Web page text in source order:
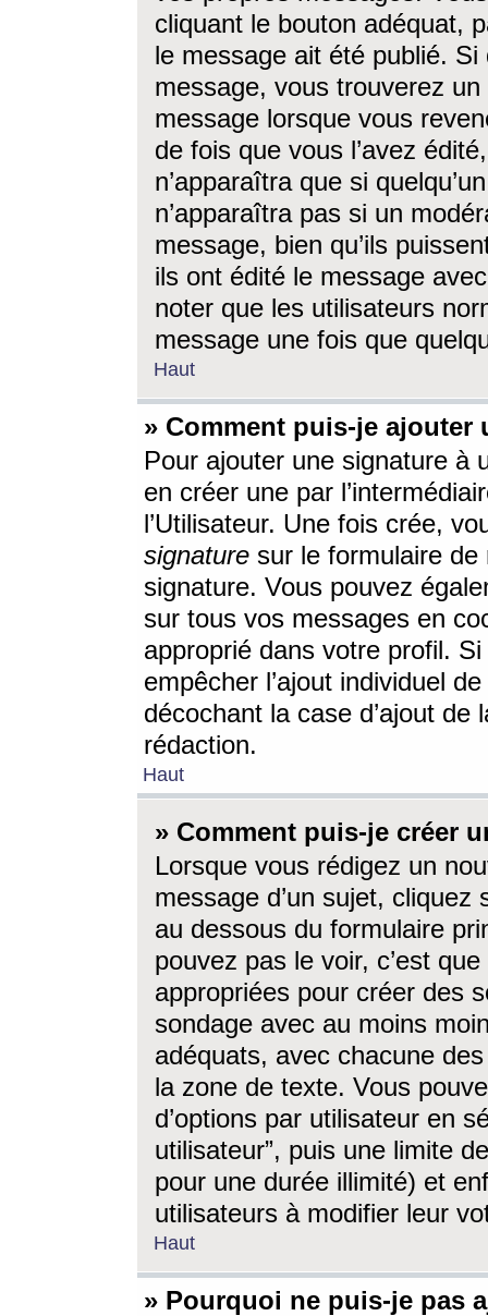
cliquant le bouton adéquat,
le message ait été publié. Si
message, vous trouverez
message lorsque vous
de fois que vous l’avez
n’apparaîtra que si
n’apparaîtra pas si un
message, bien qu’ils
ils ont édité le message
noter que les utilisateurs
message une fois que
Haut
» Comment puis-je ajouter
Pour ajouter une signature à
en créer une par
l’Utilisateur. Une fois crée,
signature sur le formulaire de
signature. Vous pouvez
sur tous vos messages en
approprié dans votre profil.
empêcher l’ajout individuel
décochant la case d’ajout
rédaction.
Haut
» Comment puis-je créer
Lorsque vous rédigez un
message d’un sujet, cliquez
au dessous du formulaire
pouvez pas le voir, c’est
appropriées pour créer des
sondage avec au moins
adéquats, avec chacune
la zone de texte. Vous
d’options par utilisateur en
utilisateur”, puis une limite
pour une durée illimité) et
utilisateurs à modifier leur
Haut
» Pourquoi ne puis-je pas